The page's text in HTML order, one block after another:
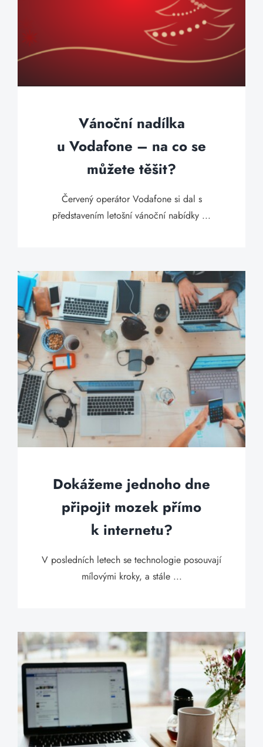
Vánoční nadílka
u Vodafone – na co se
můžete těšit?
Červený operátor Vodafone si dal s
představením letošní vánoční nabídky ...
Dokážeme jednoho dne
připojit mozek přímo
k internetu?
V posledních letech se technologie posouvají
mílovými kroky, a stále ...